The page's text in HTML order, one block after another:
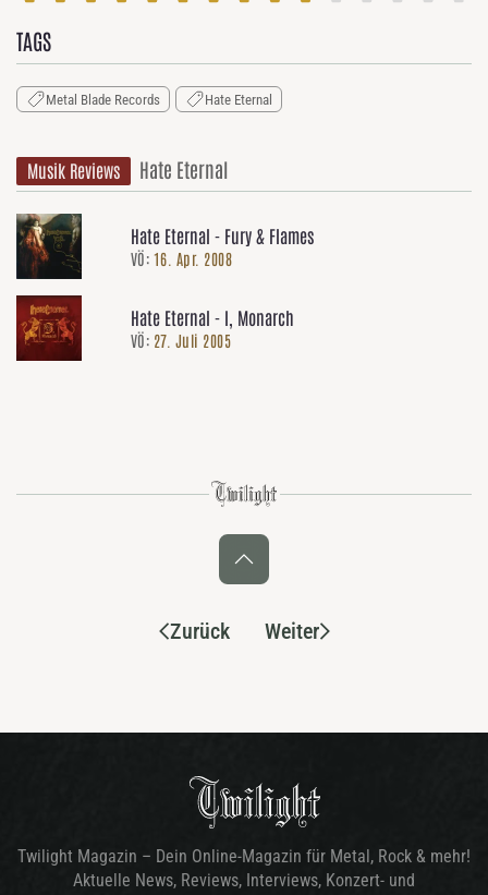
TAGS
Metal Blade Records Hate Eternal
Musik Reviews Hate Eternal
Hate Eternal - Fury & Flames
VÖ: 16. Apr. 2008
Hate Eternal - I, Monarch
VÖ: 27. Juli 2005
Zurück Weiter
Twilight Magazin – Dein Online-Magazin für Metal, Rock & mehr!
Aktuelle News, Reviews, Interviews, Konzert- und